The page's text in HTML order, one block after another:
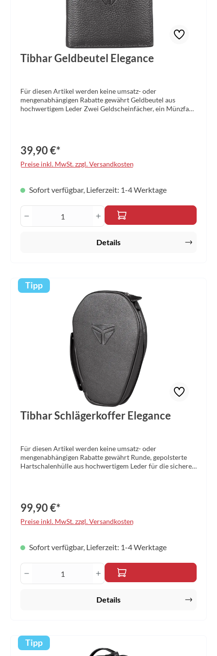
Tibhar Geldbeutel Elegance
Für diesen Artikel werden keine umsatz- oder
mengenabhängigen Rabatte gewährt Geldbeutel aus
hochwertigem Leder Zwei Geldscheinfächer, ein Münzfach
39,90 €*
Preise inkl. MwSt. zzgl. Versandkosten
Sofort verfügbar, Lieferzeit: 1-4 Werktage
Produkt Anzahl: Gib den gewünschten
Details
Tipp
Tibhar Schlägerkoffer Elegance
Für diesen Artikel werden keine umsatz- oder
mengenabhängigen Rabatte gewährt Runde, gepolsterte
Hartschalenhülle aus hochwertigem Leder für die sichere
99,90 €*
Preise inkl. MwSt. zzgl. Versandkosten
Sofort verfügbar, Lieferzeit: 1-4 Werktage
Produkt Anzahl: Gib den gewünschten
Details
Tipp